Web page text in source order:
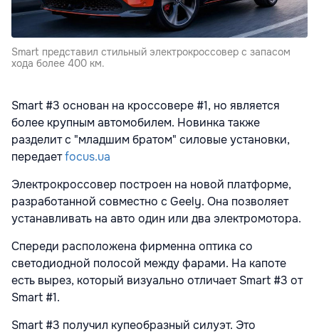
Smart представил стильный электрокроссовер с запасом
хода более 400 км.
Smart #3 основан на кроссовере #1, но является
более крупным автомобилем. Новинка также
разделит с "младшим братом" силовые установки,
передаетfocus.ua
Электрокроссовер построен на новой платформе,
разработанной совместно с Geely. Она позволяет
устанавливать на авто один или два электромотора.
Спереди расположена фирменна оптика со
светодиодной полосой между фарами. На капоте
есть вырез, который визуально отличает Smart #3 от
Smart #1.
Smart #3 получил купеобразный силуэт. Это